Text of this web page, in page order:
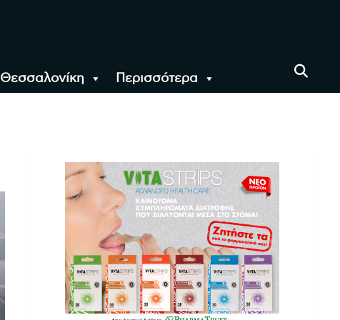
Θεσσαλονίκη Περισσότερα